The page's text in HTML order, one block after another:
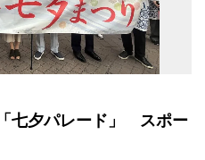
七夕パレード」 スポー